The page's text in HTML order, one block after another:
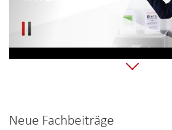
Neue Fachbeiträge